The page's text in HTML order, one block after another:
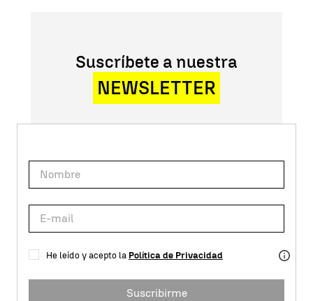
Suscríbete a nuestra
NEWSLETTER
He leído y acepto la Política de Privacidad
Suscribirme